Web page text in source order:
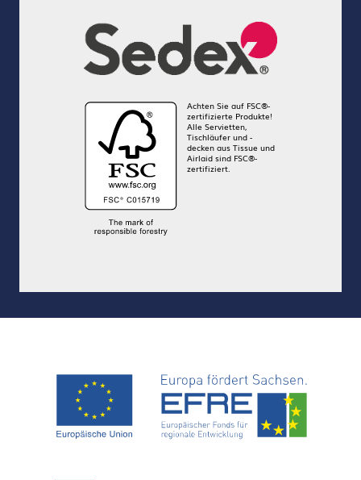
Achten Sie auf FSC®-
zertifizierte Produkte!
Alle Servietten,
Tischläufer und -
decken aus Tissue und
Airlaid sind FSC®-
zertifiziert.